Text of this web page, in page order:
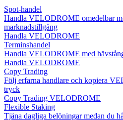
Spot-handel
Handla VELODROME omedelbar
marknadstillgång
Handla VELODROME
Terminshandel
Handla VELODROME med
Handla VELODROME
Copy Trading
Följ erfarna handlare och kopiera
tryck
Copy Trading VELODROME
Flexible Staking
Tjäna dagliga belöningar medan du